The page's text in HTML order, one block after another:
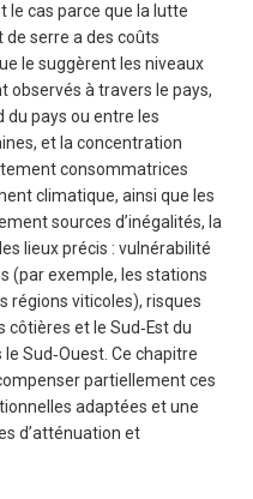
le cas parce que la lutte
serre a des coûts
le suggèrent les niveaux
observés à travers le pays,
du pays ou entre les
et la concentration
consommatrices
climatique, ainsi que les
sources d’inégalités, la
lieux précis : vulnérabilité
(par exemple, les stations
régions viticoles), risques
et le Sud‑Est du
le Sud‑Ouest. Ce chapitre
partiellement ces
adaptées et une
d’atténuation et